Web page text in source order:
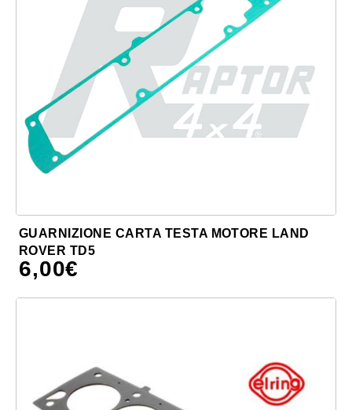
GUARNIZIONE CARTA TESTA MOTORE LAND
ROVER TD5
6,00€